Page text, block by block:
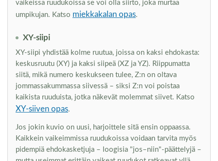
vaikeissa ruudukoissa se voi olla siirto, joka murtaa
umpikujan. Katso miekkakalan opas.
XY-siipi
XY-siipi yhdistää kolme ruutua, joissa on kaksi ehdokasta:
keskusruutu (XY) ja kaksi siipeä (XZ ja YZ). Riippumatta
siitä, mikä numero keskukseen tulee, Z:n on oltava
jommassakummassa siivessä – siksi Z:n voi poistaa
kaikista ruuduista, jotka näkevät molemmat siivet. Katso
XY-siiven opas.
Jos jokin kuvio on uusi, harjoittele sitä ensin oppaassa.
Kaikkein vaikeimmissa ruudukoissa voidaan tarvita myös
pidempiä ehdokasketjuja – loogisia "jos–niin"-päättelyjä –